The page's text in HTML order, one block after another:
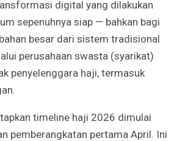
digital yang dilakukan
sepenuhnya siap — bahkan bagi
besar dari sistem tradisional
perusahaan swasta (syarikat)
penyelenggara haji, termasuk
timeline haji 2026 dimulai
pemberangkatan pertama April. Ini